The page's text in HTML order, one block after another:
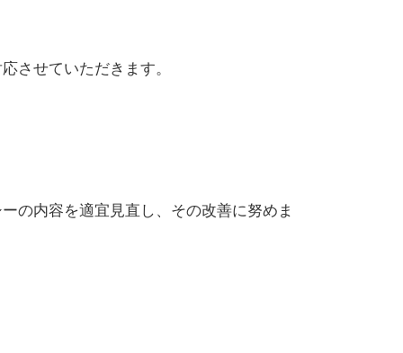
させていただきます。
の内容を適宜見直し、その改善に努めま